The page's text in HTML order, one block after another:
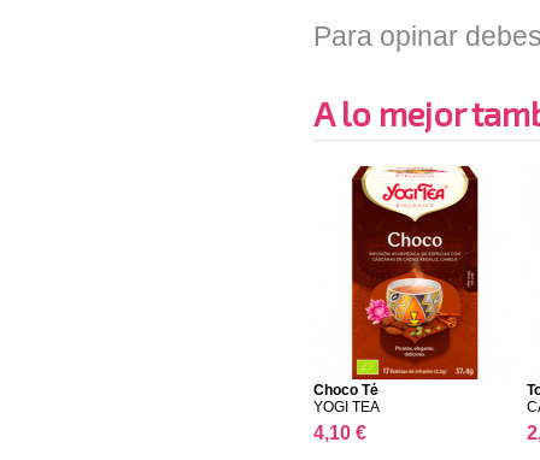
Para opinar
A lo mejor
Choco Té
YOGI TEA
4,10 €